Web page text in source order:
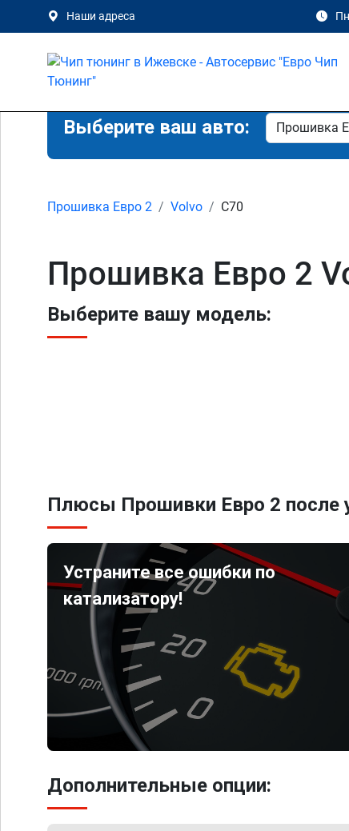
Наши адреса
Выберите ваш авто:
Прошивка Евро 2 Volvo C70
Прошивка Евро 2
Выберите вашу модель:
Плюсы Прошивки Евро 2 после
Устраните все ошибки по
катализатору!
Дополнительные опции: